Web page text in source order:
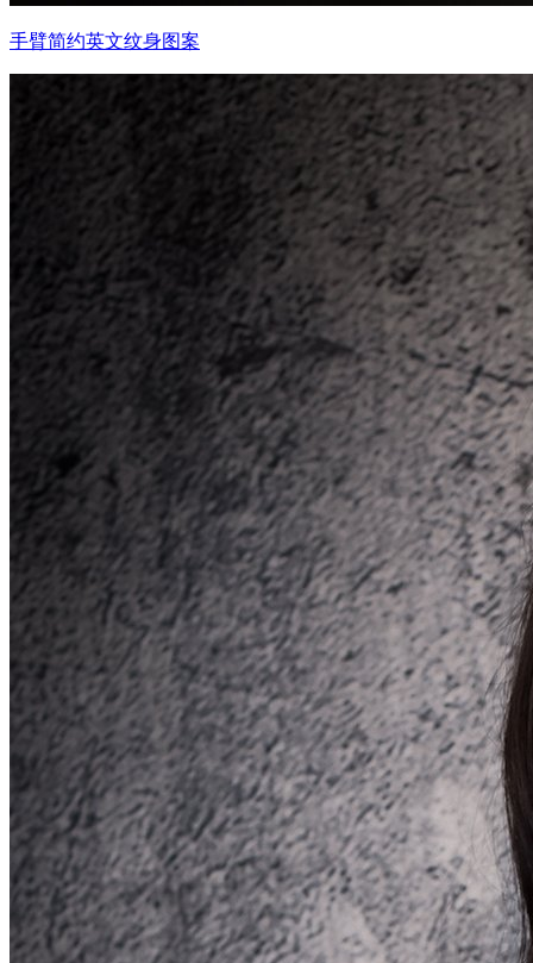
手臂简约英文纹身图案